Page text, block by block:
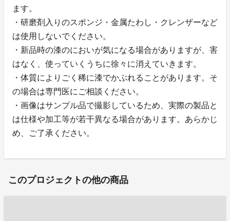
ます。
・研磨剤入りのスポンジ・金属たわし・クレンザーなど
は使用しないでください。
・新品時の漆のにおいが気になる場合がありますが、害
はなく、使っていくうちに徐々に消えていきます。
・体質によりごく稀に漆でかぶれることがあります。そ
の場合は専門医にご相談ください。
・画像はサンプル品で撮影しているため、実際の製品と
は仕様や加工等が若干異なる場合があります。あらかじ
め、ご了承ください。
このプロジェクトの他の商品